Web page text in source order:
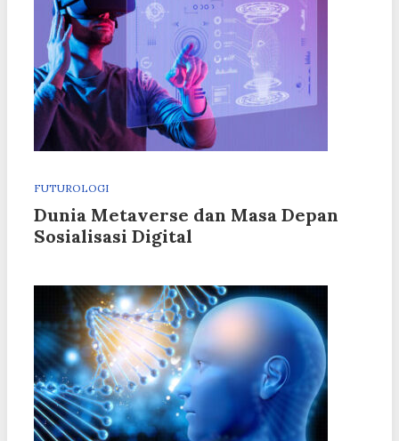
FUTUROLOGI
Dunia Metaverse dan Masa Depan
Sosialisasi Digital